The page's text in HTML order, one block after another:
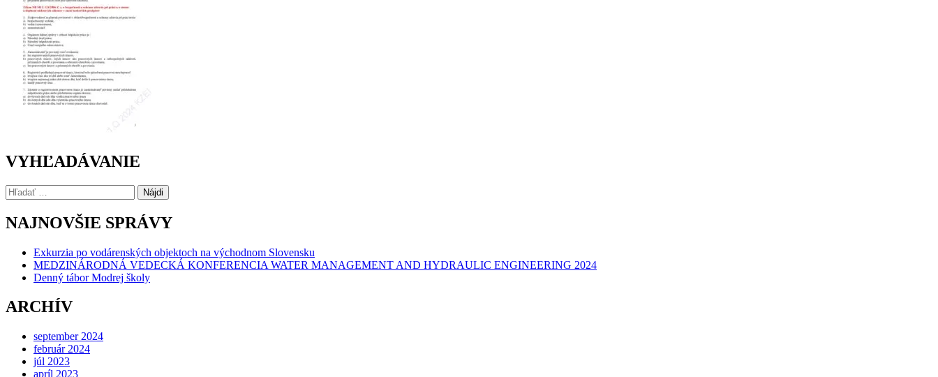
VYHĽADÁVANIE
Hľadať:
NAJNOVŠIE SPRÁVY
Exkurzia po vodárenských objektoch na východnom Slovensku
MEDZINÁRODNÁ VEDECKÁ KONFERENCIA WATER MANAGEMENT AND HYDRAULIC ENGINEERING 2024
Denný tábor Modrej školy
ARCHÍV
september 2024
február 2024
júl 2023
apríl 2023